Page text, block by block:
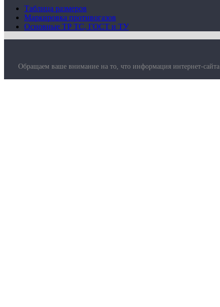
Таблица размеров
Маркировка противогазов
Основные ТР ТС, ГОСТ и ТУ
Обращаем ваше внимание на то, что информация интернет-сайта